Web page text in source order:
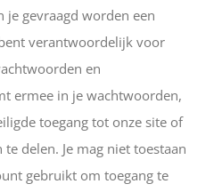
je gevraagd worden een
verantwoordelijk voor
en
ermee in je wachtwoorden,
toegang tot onze site of
delen. Je mag niet toestaan
gebruikt om toegang te